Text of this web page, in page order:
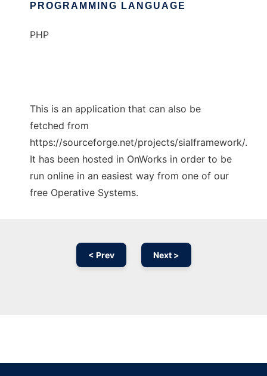
PROGRAMMING LANGUAGE
PHP
This is an application that can also be
fetched from
https://sourceforge.net/projects/sialframework/.
It has been hosted in OnWorks in order to be
run online in an easiest way from one of our
free Operative Systems.
< Prev Next >